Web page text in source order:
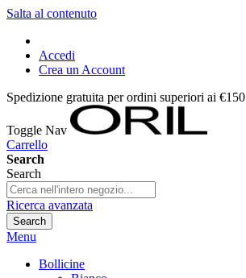
Salta al contenuto
Accedi
Crea un Account
Spedizione gratuita per ordini superiori ai €150
Toggle Nav
Carrello
Search
Search
Ricerca avanzata
Search
Menu
Bollicine